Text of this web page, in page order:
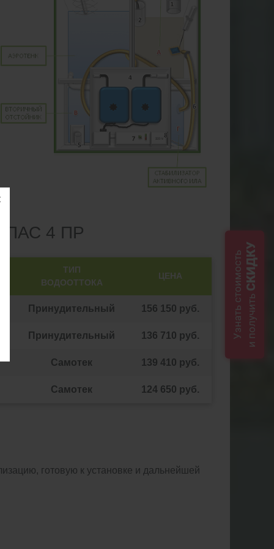
4 ПР
ТИП
ВОДООТТОКА
ЦЕНА
Принудительный 156 150 руб.
Принудительный 136 710 руб.
Самотек 139 410 руб.
Самотек 124 650 руб.
готовую к установке и дальнейшей
Узнать стоимостьи получить
СКИДКУ